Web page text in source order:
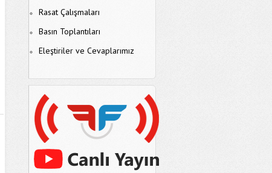
Rasat Çalışmaları
Basın Toplantıları
Eleştiriler ve Cevaplarımız